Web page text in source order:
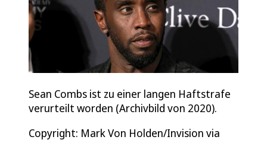
Sean Combs ist zu einer langen Haftstrafe
verurteilt worden (Archivbild von 2020).
Copyright: Mark Von Holden/Invision via